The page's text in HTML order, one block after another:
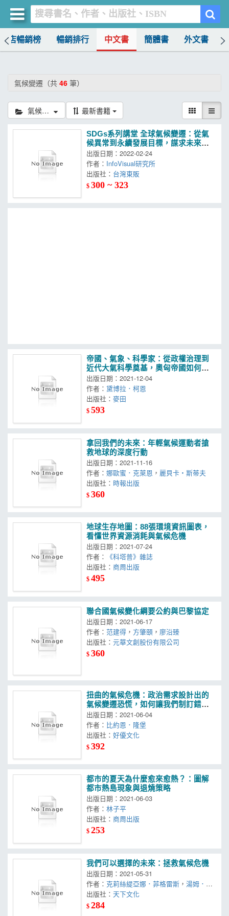
書店暢銷榜 暢銷排行 中文書 簡體書 外文書
氣候變遷（共 46 筆）
氣候變遷 最新書籍
SDGs系列講堂 全球氣候變遷：從氣
候異常到永續發展目標，謀求未來世
代的出路
出版日期：2022-02-24
作者： InfoVisual研究所
出版社：
$300 ~ 323
帝國、氣象、科學家：從政權治理到
近代大氣科學奠基，奧匈帝國如何利
用氣候尺度丈量世界
出版日期：2021-12-04
作者：黛博拉．柯恩
出版社：
$593
拿回我們的未來：年輕氣候運動者搶
救地球的深度行動
出版日期：2021-11-16
作者：娜歐蜜．克萊恩 ， 麗貝卡‧斯蒂夫
出版社：
$360
地球生存地圖：88張環境資訊圖表，
看懂世界資源消耗與氣候危機
出版日期：2021-07-24
作者：
《科塔普》雜誌
出版社：
$495
聯合國氣候變化綱要公約與巴黎協定
出版日期：2021-06-17
作者：范建得 ，方肇頤 ， 廖沿臻
出版社：
$360
扭曲的氣候危機：政治需求設計出的
氣候變遷恐慌，如何讓我們制訂錯誤
的能源政策？付出高達數兆美金的代
價，傷害弱勢，也無法修復地球
出版日期：2021-06-04
作者： 比約恩．隆堡
出版社：
$392
都市的夏天為什麼愈來愈熱？：圖解
都市熱島現象與退燒策略
出版日期：2021-06-03
作者：林子平
出版社：
$253
我們可以選擇的未來：拯救氣候危機
出版日期：2021-05-31
作者： 克莉絲緹亞娜．菲格雷斯 ，湯姆．里
維特－卡納克
出版社：
$284
買書網
書店暢銷榜
簡體書
外文書